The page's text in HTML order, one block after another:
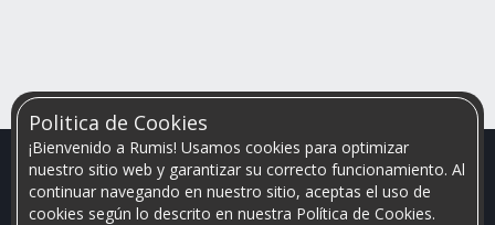
Politica de Cookies
¡Bienvenido a Rumis! Usamos cookies para optimizar
nuestro sitio web y garantizar su correcto funcionamiento. Al
continuar navegando en nuestro sitio, aceptas el uso de
cookies según lo descrito en nuestra Política de Cookies.